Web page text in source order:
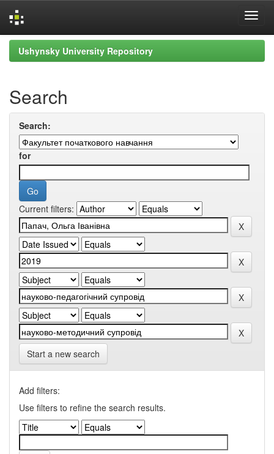
Skip
navigation
Ushynsky University Repository
Search
Search:
for
Current filters:
Start a new search
Add filters:
Use filters to refine the search results.